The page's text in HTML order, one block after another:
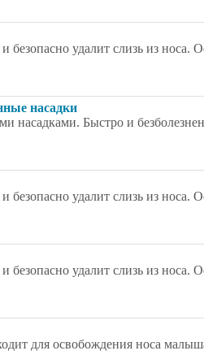
удалит слизь из носа.
насадки
Быстро и
удалит слизь из носа.
удалит слизь из носа.
для освобождения носа